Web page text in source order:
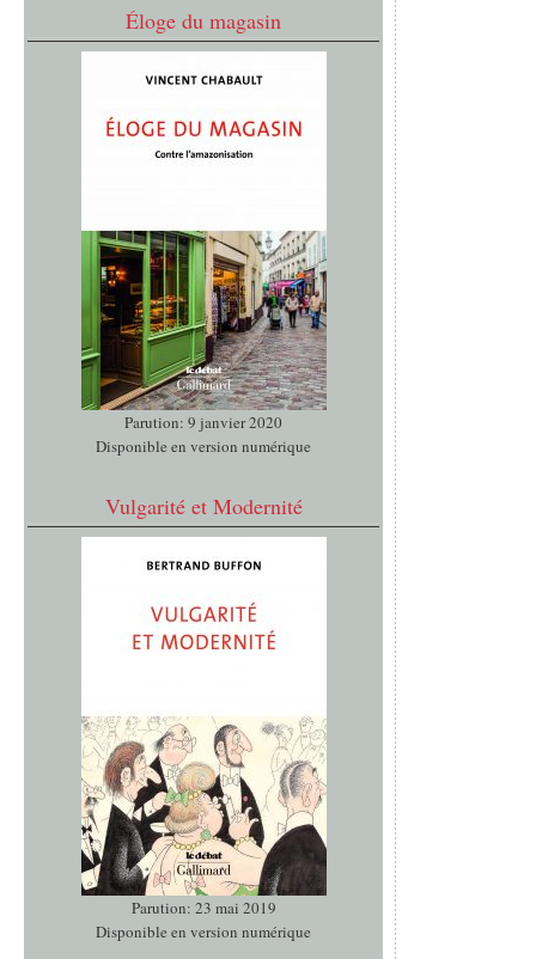
Éloge du magasin
Parution: 9 janvier 2020
Disponible en version numérique
Vulgarité et Modernité
Parution: 23 mai 2019
Disponible en version numérique